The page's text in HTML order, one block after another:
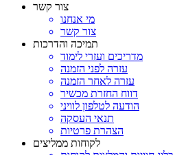
צור קשר
מי אנחנו
צור קשר
תמיכה והדרכות
מדריכים ועזרי לימוד
עזרה לפני הזמנה
עזרה לאחר הזמנה
דווח החזרת מכשיר
הודעה לטלפון לוויני
תנאי העסקה
הצהרת פרטיות
לקוחות ממליצים